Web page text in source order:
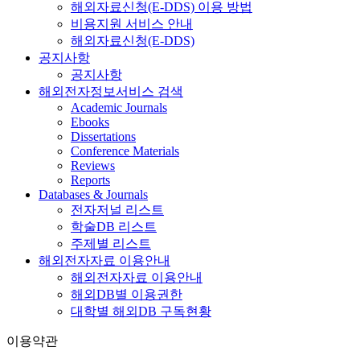
해외자료신청(E-DDS) 이용 방법
비용지원 서비스 안내
해외자료신청(E-DDS)
공지사항
공지사항
해외전자정보서비스 검색
Academic Journals
Ebooks
Dissertations
Conference Materials
Reviews
Reports
Databases & Journals
전자저널 리스트
학술DB 리스트
주제별 리스트
해외전자자료 이용안내
해외전자자료 이용안내
해외DB별 이용권한
대학별 해외DB 구독현황
이용약관